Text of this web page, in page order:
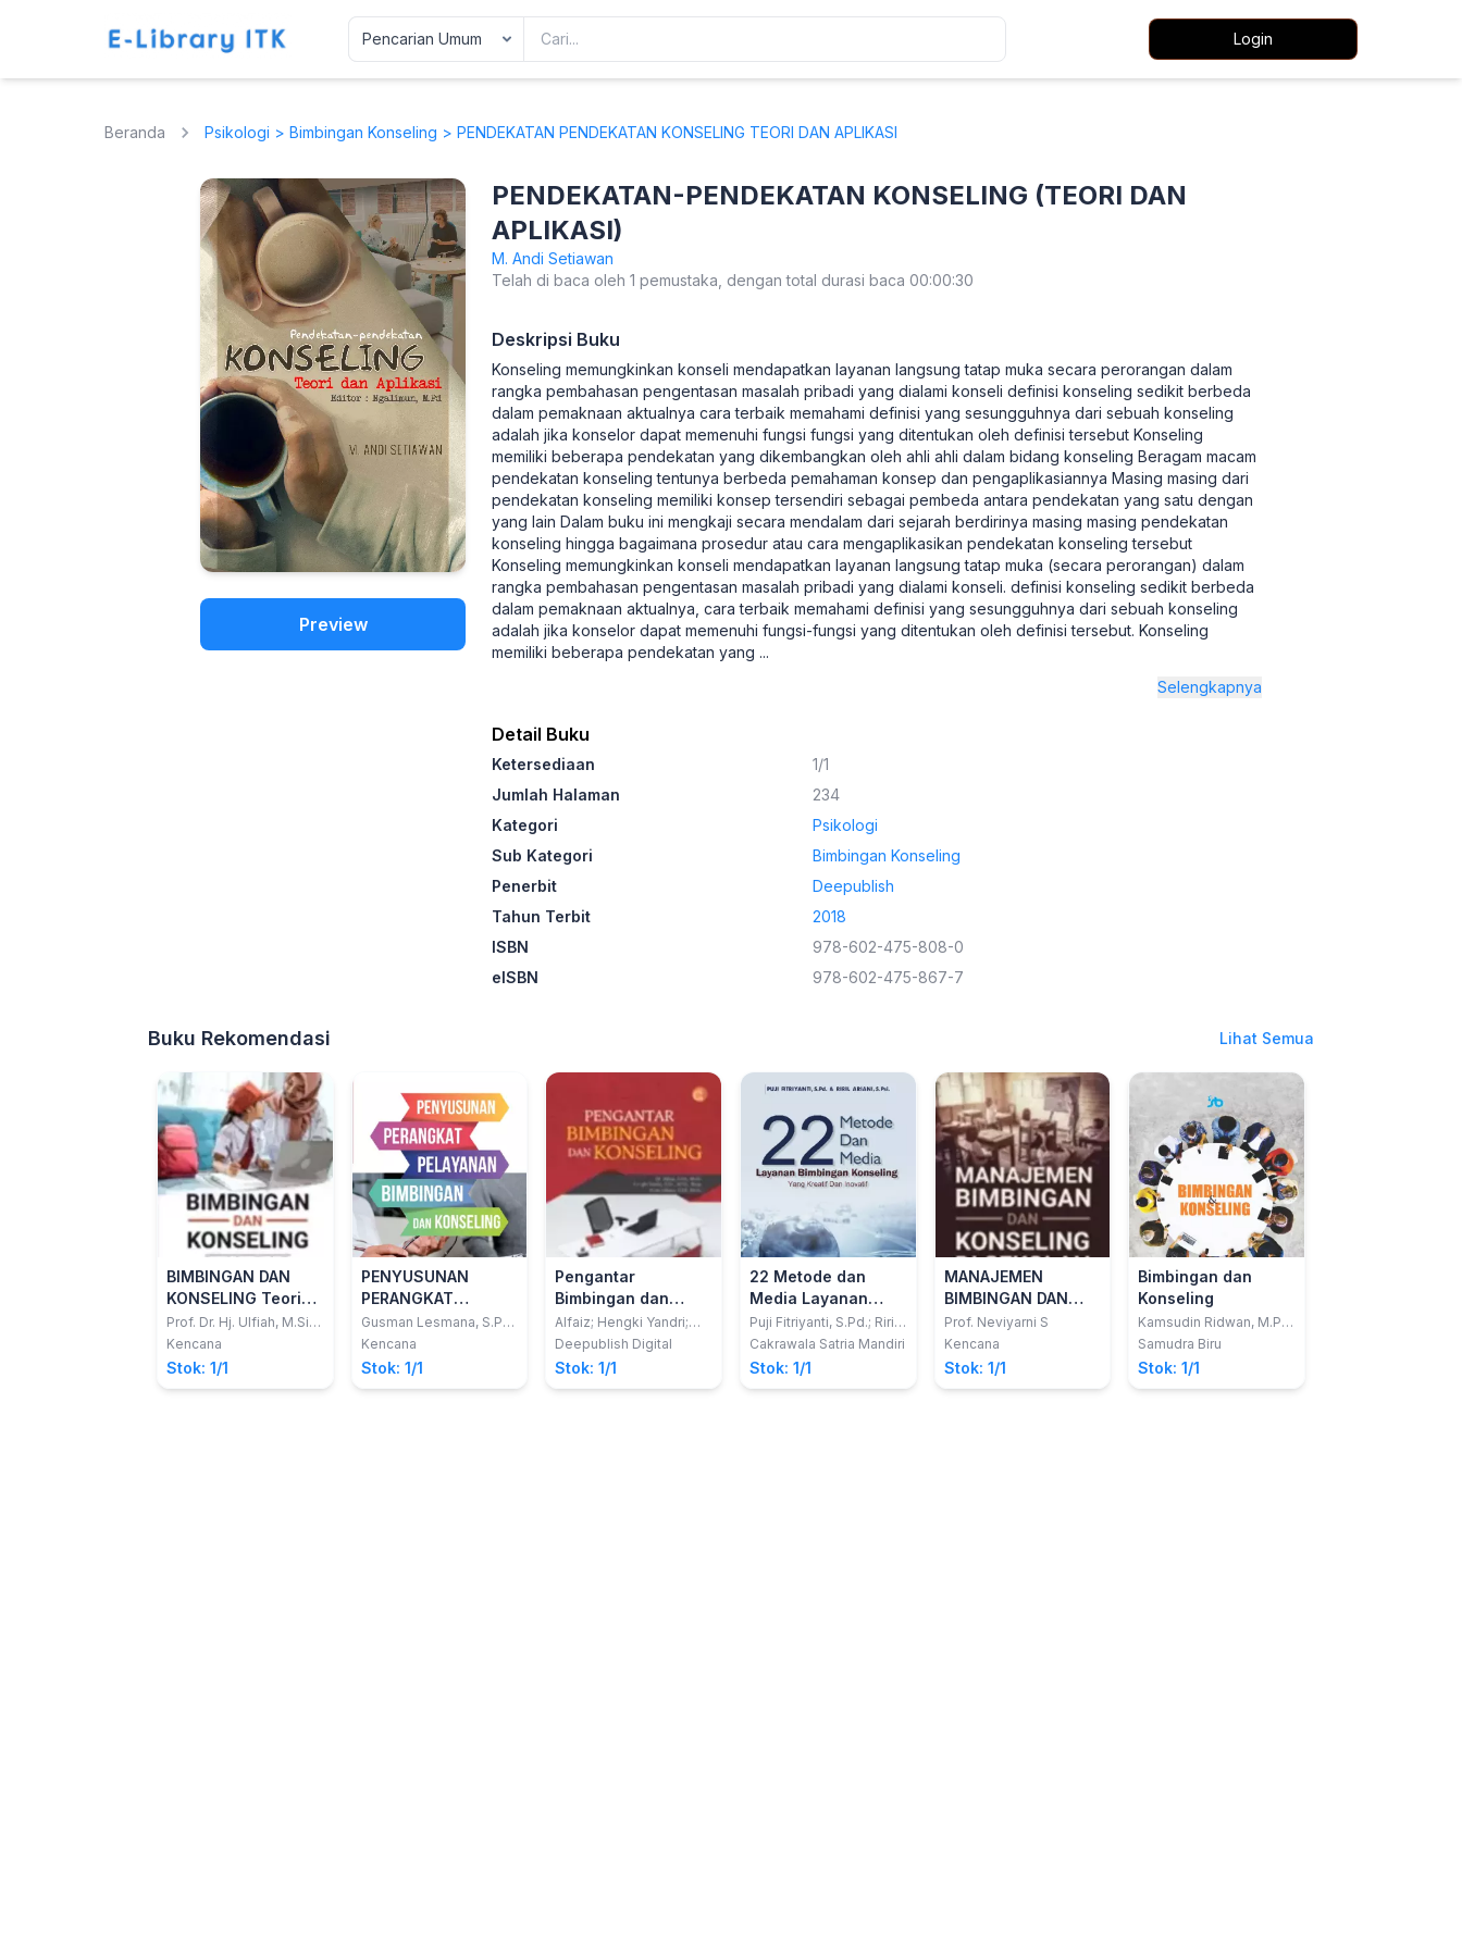
Login
Beranda Psikologi > Bimbingan Konseling > PENDEKATAN PENDEKATAN KONSELING TEORI DAN APLIKASI
Preview
PENDEKATAN-PENDEKATAN KONSELING (TEORI DAN
APLIKASI)
M. Andi Setiawan
Telah di baca oleh 1 pemustaka, dengan total durasi baca 00:00:30
Deskripsi Buku
Konseling memungkinkan konseli mendapatkan layanan langsung tatap muka secara perorangan dalam
rangka pembahasan pengentasan masalah pribadi yang dialami konseli definisi konseling sedikit berbeda
dalam pemaknaan aktualnya cara terbaik memahami definisi yang sesungguhnya dari sebuah konseling
adalah jika konselor dapat memenuhi fungsi fungsi yang ditentukan oleh definisi tersebut Konseling
memiliki beberapa pendekatan yang dikembangkan oleh ahli ahli dalam bidang konseling Beragam macam
pendekatan konseling tentunya berbeda pemahaman konsep dan pengaplikasiannya Masing masing dari
pendekatan konseling memiliki konsep tersendiri sebagai pembeda antara pendekatan yang satu dengan
yang lain Dalam buku ini mengkaji secara mendalam dari sejarah berdirinya masing masing pendekatan
konseling hingga bagaimana prosedur atau cara mengaplikasikan pendekatan konseling tersebut
Konseling memungkinkan konseli mendapatkan layanan langsung tatap muka (secara perorangan) dalam
rangka pembahasan pengentasan masalah pribadi yang dialami konseli. definisi konseling sedikit berbeda
dalam pemaknaan aktualnya, cara terbaik memahami definisi yang sesungguhnya dari sebuah konseling
adalah jika konselor dapat memenuhi fungsi-fungsi yang ditentukan oleh definisi tersebut. Konseling
memiliki beberapa pendekatan yang ...
Selengkapnya
Detail Buku
Ketersediaan
1/1
Jumlah Halaman
234
Kategori
Psikologi
Sub Kategori
Bimbingan Konseling
Penerbit
Deepublish
Tahun Terbit
2018
ISBN
978-602-475-808-0
eISBN
978-602-475-867-7
Buku Rekomendasi Lihat Semua
BIMBINGAN DAN
KONSELING Teori
dan Praktik
Prof. Dr. Hj. Ulfiah, M.Si.,
CPCE.; Dr. H.
Kencana
Stok: 1/1
PENYUSUNAN
PERANGKAT
PELAYANAN
BIMBINGAN DAN
KONSELING
Gusman Lesmana, S.Pd.,
M.Pd.
Kencana
Stok: 1/1
Pengantar
Bimbingan dan
Konseling
Alfaiz; Hengki Yandri;
Irfan Fahriza
Deepublish Digital
Stok: 1/1
22 Metode dan
Media Layanan
Bimbingan
Konseling yang
Kreatif dan Inovatif
Puji Fitriyanti, S.Pd.; Riril
Ariani, S.Psi.
Cakrawala Satria Mandiri
Stok: 1/1
MANAJEMEN
BIMBINGAN DAN
KONSELING DI
SEKOLAH : Konsep,
Masalah, dan Solusi
Prof. Neviyarni S
Kencana
Stok: 1/1
Bimbingan dan
Konseling
Kamsudin Ridwan, M.Pd.
; Fransiskus Xaverius
Samudra Biru
Stok: 1/1